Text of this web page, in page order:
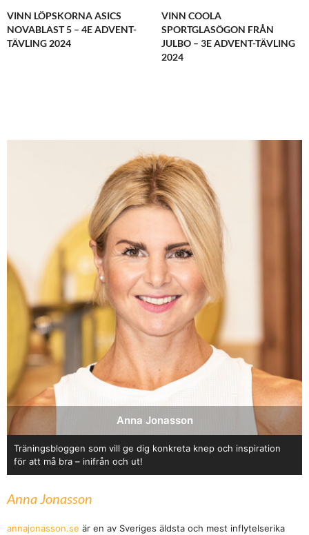
VINN LÖPSKORNA ASICS
NOVABLAST 5 – 4E ADVENT-
TÄVLING 2024
VINN COOLA
SPORTGLASÖGON FRÅN
JULBO – 3E ADVENT-TÄVLING
2024
Anna Jonasson
Träningsbloggen som vill ge dig konkreta knep och inspiration
för att må bra – inifrån och ut!
Anna Jonasson
annajonasson.se är en av Sveriges äldsta och mest inflytelserika